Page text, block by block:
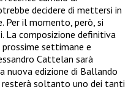
decidere di mettersi in
Per il momento, però, si
La composizione definitiva
settimane e
Cattelan sarà
nuova edizione di Ballando
soltanto uno dei tanti